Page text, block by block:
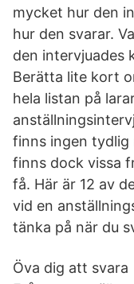
mycket hur den
hur den svarar.
den intervjuades
Berätta lite kort
hela listan på
finns ingen tydlig
finns dock vissa
få. Här är 12 av
vid en
tänka på när du
Öva dig att